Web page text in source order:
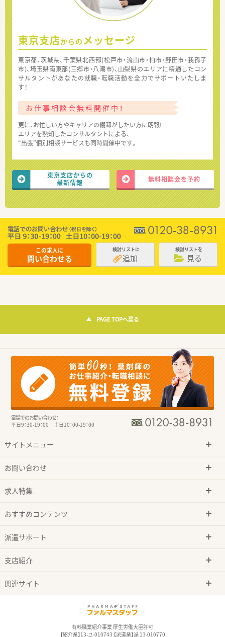
東京支店からの メッセージ
東京都、茨城県、千葉県北西部(松戸市・流山市・柏市・野田市・我孫子
市)、埼玉県南東部(三郷市・八潮市)、山梨県のエリアに精通したコン
サルタントがあなたの就職・転職活動を全力でサポートいたしま
す！
お仕事相談会無料開催中！
更に、お忙しい方やキャリアの棚卸がしたい方に朗報!
エリアを熟知したコンサルタントによる、
“出張”個別相談サービスも同時開催中です。
東京支店からの
最新情報
無料相談会を予約
この求人に
問い合わせる
検討リストに
追加
検討リストを
見る
PAGE TOPへ戻る
電話でのお問い合わせ：
平日9：30-19：00 土日10：00-19：00
サイトメニュー
お問い合わせ
求人特集
おすすめコンテンツ
派遣サポート
支店紹介
関連サイト
有料職業紹介事業 厚生労働大臣許可
【紹介業】13-ユ-010743 【派遣業】派 13-010770